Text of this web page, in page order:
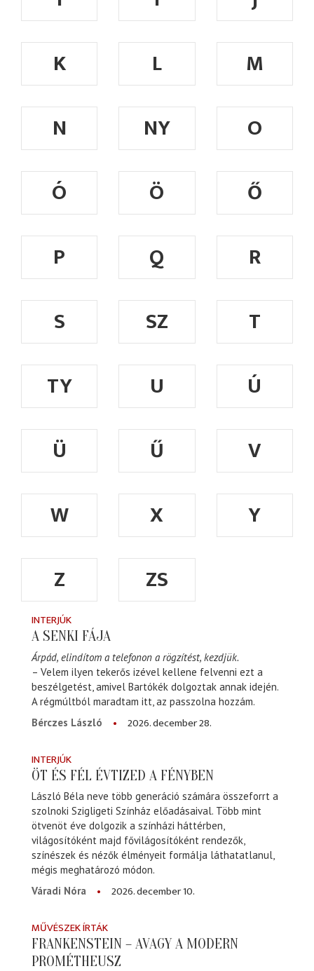
K
L
M
N
NY
O
Ó
Ö
Ő
P
Q
R
S
SZ
T
TY
U
Ú
Ü
Ű
V
W
X
Y
Z
ZS
INTERJÚK
A SENKI FÁJA
Árpád, elindítom a telefonon a rögzítést, kezdjük.
– Velem ilyen tekerős izével kellene felvenni ezt a
beszélgetést, amivel Bartókék dolgoztak annak idején.
A régmúltból maradtam itt, az passzolna hozzám.
Bérczes László
2026. december 28.
INTERJÚK
ÖT ÉS FÉL ÉVTIZED A FÉNYBEN
László Béla neve több generáció számára összeforrt a
szolnoki Szigligeti Színház előadásaival. Több mint
ötvenöt éve dolgozik a színházi háttérben,
világosítóként majd fővilágosítóként rendezők,
színészek és nézők élményeit formálja láthatatlanul,
mégis meghatározó módon.
Váradi Nóra
2026. december 10.
MŰVÉSZEK ÍRTÁK
FRANKENSTEIN – AVAGY A MODERN
PROMÉTHEUSZ